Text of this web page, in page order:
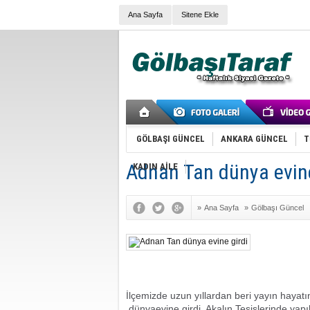
Ana Sayfa Sitene Ekle
GÖLBAŞI GÜNCEL ANKARA GÜNCEL
KADIN AİLE
Adnan Tan dünya
» Ana Sayfa » Gölbaşı Güncel
İlçemizde uzun yıllardan beri yayın